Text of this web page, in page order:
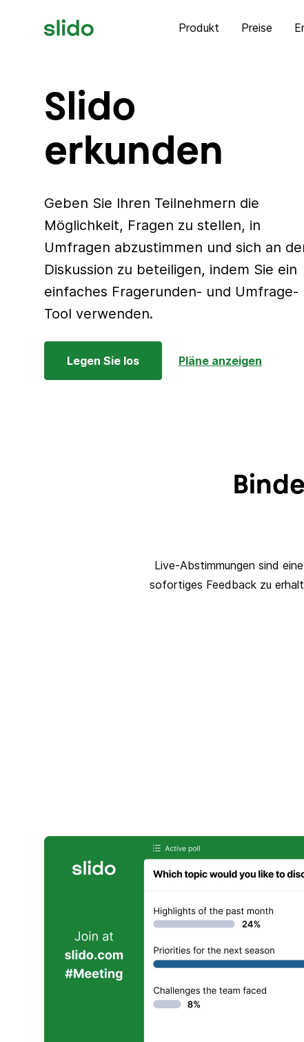
Produkt Preise
Slido
erkunden
Geben Sie Ihren Teilnehmern die
Möglichkeit, Fragen zu stellen, in
Umfragen abzustimmen und sich an
Diskussion zu beteiligen, indem Sie ein
einfaches Fragerunden- und Umfrage-
Tool verwenden.
Legen Sie los Pläne anzeigen
Live-Abstimmungen sind
sofortiges Feedback zu